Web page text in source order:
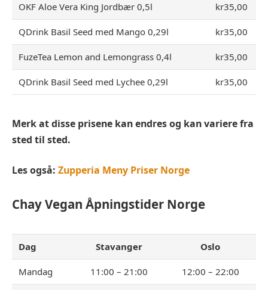
OKF Aloe Vera King Jordbær 0,5l kr35,00
QDrink Basil Seed med Mango 0,29l kr35,00
FuzeTea Lemon and Lemongrass 0,4l kr35,00
QDrink Basil Seed med Lychee 0,29l kr35,00
Merk at disse prisene kan endres og kan variere fra
sted til sted.
Les også: Zupperia Meny Priser Norge
Chay Vegan Åpningstider Norge
Dag Stavanger Oslo
Mandag 11:00 – 21:00 12:00 – 22:00